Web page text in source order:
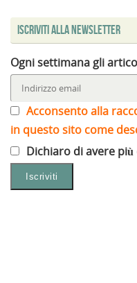
Iscriviti alla Newsletter
Ogni settimana gli
Acconsento alla
in questo sito come
Dichiaro di avere più